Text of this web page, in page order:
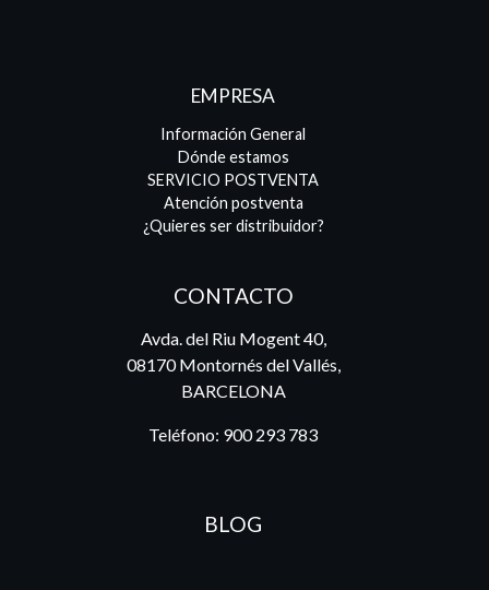
EMPRESA
Información General
Dónde estamos
SERVICIO POSTVENTA
Atención postventa
¿Quieres ser distribuidor?
CONTACTO
Avda. del Riu Mogent 40,
08170 Montornés del Vallés,
BARCELONA
Teléfono: 900 293 783
BLOG